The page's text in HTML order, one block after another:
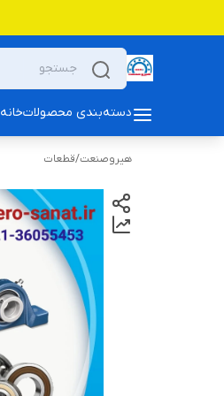
دسته‌بندی محصولاتخانه
هیروصنعت/قطعات